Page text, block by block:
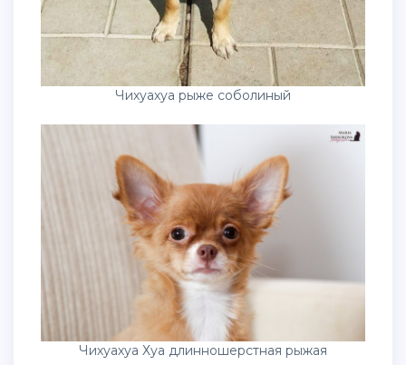
Чихуахуа рыже соболиный
Чихуахуа Хуа длинношерстная рыжая